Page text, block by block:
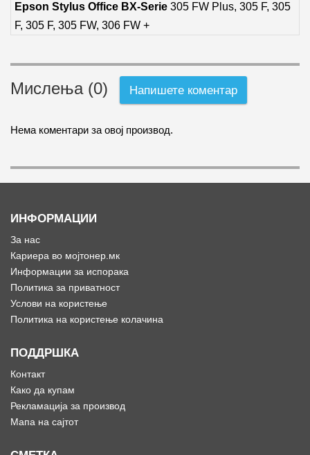
Epson Stylus Office BX-Serie 305 FW Plus, 305 F, 305
F, 305 F, 305 FW, 306 FW +
Мислења (0) Напишете коментар
Нема коментари за овој производ.
ИНФОРМАЦИИ
За нас
Кариера во мојтонер.мк
Информации за испорака
Политика за приватност
Услови на користење
Политика на користење колачина
ПОДДРШКА
Контакт
Како да купам
Рекламација за производ
Мапа на сајтот